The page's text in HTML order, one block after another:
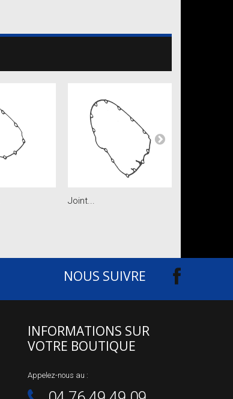
Joint...
NOUS SUIVRE
INFORMATIONS SUR
VOTRE BOUTIQUE
Appelez-nous au :